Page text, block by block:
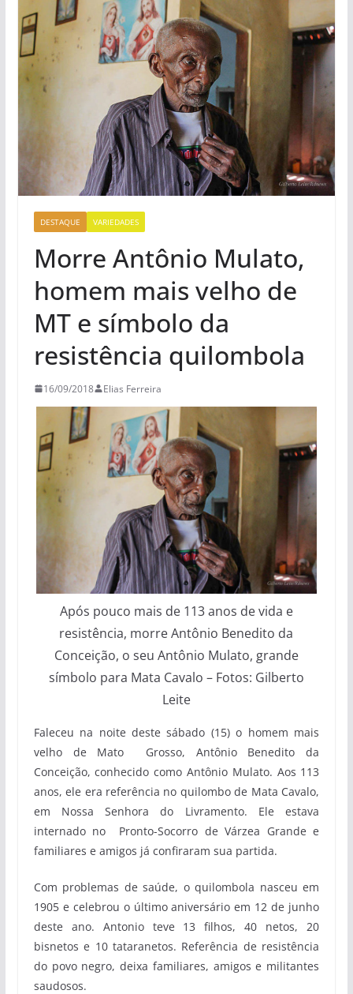
DESTAQUE VARIEDADES
Morre Antônio Mulato,
homem mais velho de
MT e símbolo da
resistência quilombola
16/09/2018 Elias Ferreira
Após pouco mais de 113 anos de vida e
resistência, morre Antônio Benedito da
Conceição, o seu Antônio Mulato, grande
símbolo para Mata Cavalo – Fotos: Gilberto
Leite
Faleceu na noite deste sábado (15) o homem mais
velho de Mato Grosso, Antônio Benedito da
Conceição, conhecido como Antônio Mulato. Aos 113
anos, ele era referência no quilombo de Mata Cavalo,
em Nossa Senhora do Livramento. Ele estava
internado no Pronto-Socorro de Várzea Grande e
familiares e amigos já confiraram sua partida.
Com problemas de saúde, o quilombola nasceu em
1905 e celebrou o último aniversário em 12 de junho
deste ano. Antonio teve 13 filhos, 40 netos, 20
bisnetos e 10 tataranetos. Referência de resistência
do povo negro, deixa familiares, amigos e militantes
saudosos.